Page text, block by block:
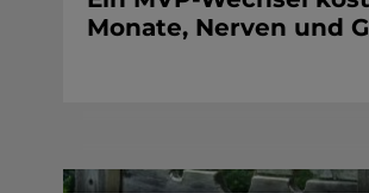
Monate, Nerven und